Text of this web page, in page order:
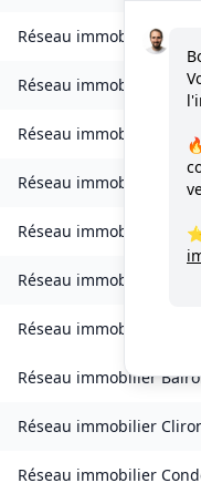
Réseau immobilier
Réseau immobilier
Réseau immobilier
Réseau immobilier
Réseau immobilier
Réseau immobilier
Réseau immobilier
Réseau immobilier
Réseau immobilier
Réseau immobilier